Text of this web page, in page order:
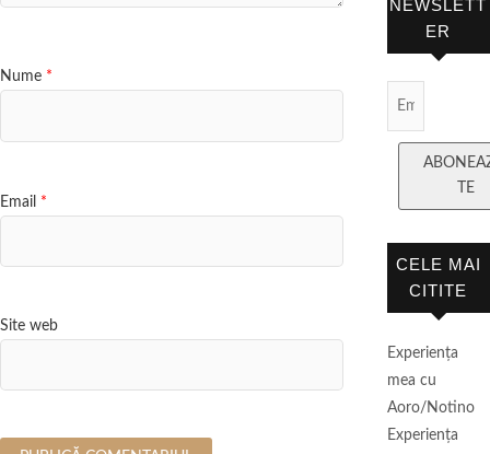
Nume *
Email *
Site web
NEWSLETT
ER
TE
CELE MAI
CITITE
Experienţa
mea cu
Aoro/Notino
Experienţa